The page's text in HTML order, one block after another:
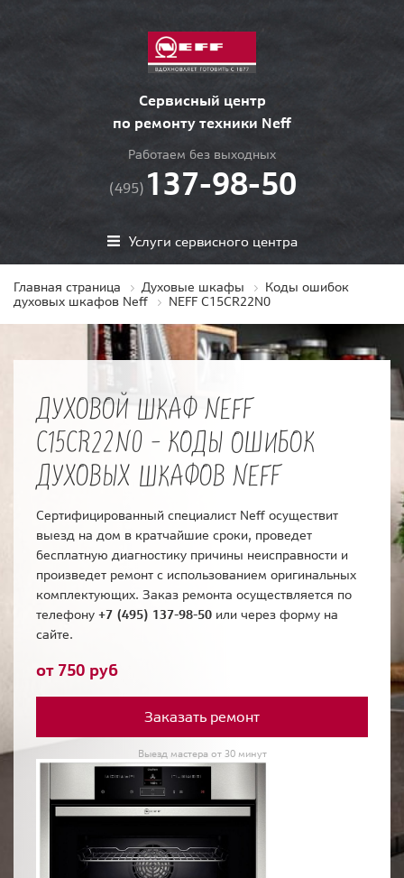
Сервисный центр
по ремонту техники Neff
Работаем без выходных
(495) 137-98-50
Услуги сервисного центра
Главная страница Духовые шкафы
Коды ошибок
духовых шкафов Neff
NEFF C15CR22N0
ДУХОВОЙ ШКАФ NEFF
C15CR22N0 - КОДЫ ОШИБОК
ДУХОВЫХ ШКАФОВ NEFF
Сертифицированный специалист Neff осуществит
выезд на дом в кратчайшие сроки, проведет
бесплатную диагностику причины неисправности и
произведет ремонт с использованием оригинальных
комплектующих. Заказ ремонта осуществляется по
телефону +7 (495) 137-98-50 или через форму на
сайте.
от 750 руб
Заказать ремонт
Выезд мастера от 30 минут